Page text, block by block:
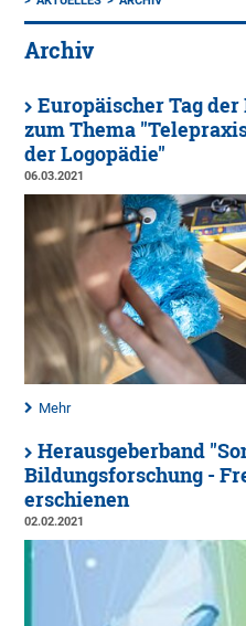
Archiv
Europäischer Tag
zum Thema
der Logopädie"
06.03.2021
Mehr
Herausgeberband
Bildungsforschung -
erschienen
02.02.2021